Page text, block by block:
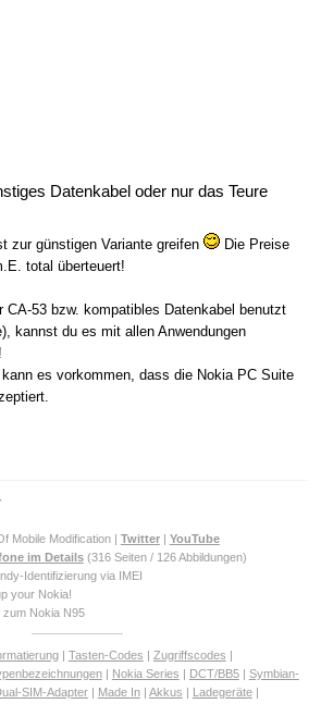
Datenkabel oder nur das Teure
zur günstigen Variante greifen
Die Preise
total überteuert!
CA-53 bzw. kompatibles Datenkabel benutzt
kannst du es mit allen Anwendungen
es vorkommen, dass die Nokia PC Suite
Mobile Modification | Twitter| YouTube
im Details(316 Seiten / 126 Abbildungen)
Identifizierung via IMEI
your Nokia!
Nokia N95
| Tasten-Codes Zugriffscodes
| Nokia Series DCT/BB5| Symbian-
SIM-Adapter| Made In| Akkus Ladegeräte|